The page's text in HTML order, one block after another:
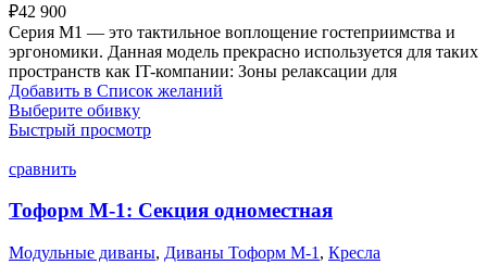
₽42 900
Серия M1 — это тактильное воплощение гостеприимства и
эргономики. Данная модель прекрасно используется для таких
пространств как IT-компании: Зоны релаксации для
Добавить в Список желаний
Выберите обивку
Быстрый просмотр
сравнить
Тоформ М-1: Секция одноместная
Модульные диваны, Диваны Тоформ М-1 , Кресла